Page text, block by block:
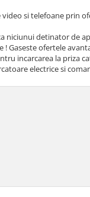
si telefoane prin
niciunui detinator
! Gaseste ofertele
incarcarea la priza
electrice si